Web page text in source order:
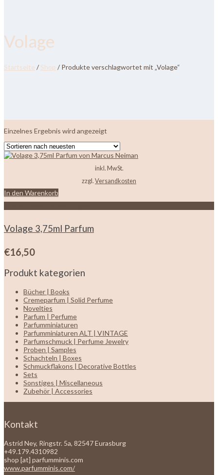
Volage
Startseite / Shop / Produkte verschlagwortet mit „Volage“
Einzelnes Ergebnis wird angezeigt
inkl. MwSt.
zzgl. Versandkosten
In den Warenkorb
Volage 3,75ml Parfum
€16,50
Produkt kategorien
Bücher | Books
Cremeparfum | Solid Perfume
Novelties
Parfum | Perfume
Parfumminiaturen
Parfumminiaturen ALT | VINTAGE
Parfumschmuck | Perfume Jewelry
Proben | Samples
Schachteln | Boxes
Schmuckflakons | Decorative Bottles
Sets
Sonstiges | Miscellaneous
Zubehör | Accessories
Kontakt
Astrid Ney, Ringstr. 5a, 82547 Eurasburg
+49.179.4310982
shop [at] parfumminis.com
www.parfumminis.com/